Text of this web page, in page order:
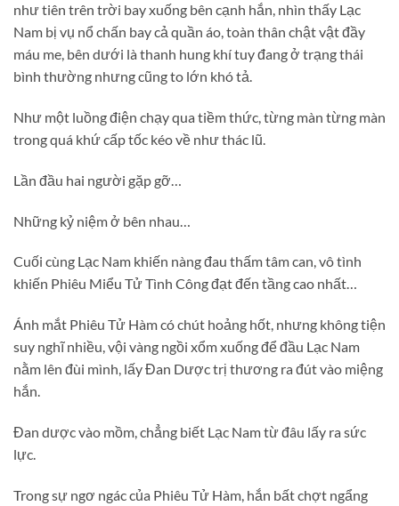
như tiên trên trời bay xuống bên cạnh hắn, nhìn thấy Lạc
Nam bị vụ nổ chấn bay cả quần áo, toàn thân chật vật đầy
máu me, bên dưới là thanh hung khí tuy đang ở trạng thái
bình thường nhưng cũng to lớn khó tả.
Như một luồng điện chạy qua tiềm thức, từng màn từng màn
trong quá khứ cấp tốc kéo về như thác lũ.
Lần đầu hai người gặp gỡ…
Những kỷ niệm ở bên nhau…
Cuối cùng Lạc Nam khiến nàng đau thấm tâm can, vô tình
khiến Phiêu Miểu Tử Tình Công đạt đến tầng cao nhất…
Ánh mắt Phiêu Tử Hàm có chút hoảng hốt, nhưng không tiện
suy nghĩ nhiều, vội vàng ngồi xổm xuống để đầu Lạc Nam
nằm lên đùi mình, lấy Đan Dược trị thương ra đút vào miệng
hắn.
Đan dược vào mồm, chẳng biết Lạc Nam từ đâu lấy ra sức
lực.
Trong sự ngơ ngác của Phiêu Tử Hàm, hắn bất chợt ngẩng